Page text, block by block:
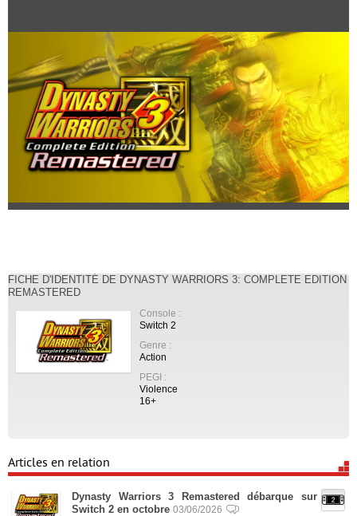
FICHE D'IDENTITÉ DE DYNASTY WARRIORS 3: COMPLETE EDITION
REMASTERED
Console :
Switch 2
Genre :
Action
PEGI :
Violence
16+
Articles en relation
Dynasty Warriors 3 Remastered débarque sur
Switch 2 en octobre 03/06/2026